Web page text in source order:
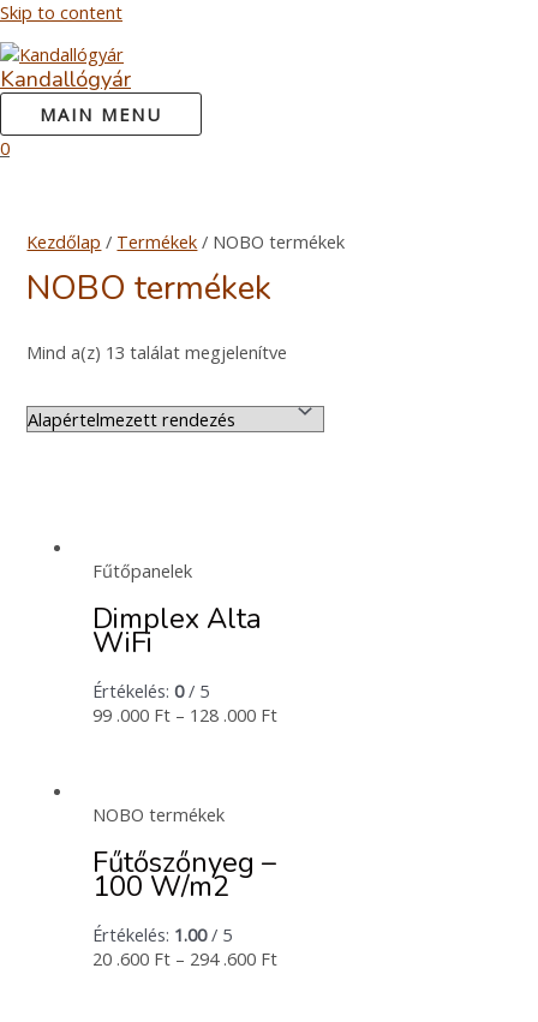
Skip to content
Kandallógyár
MAIN MENU
0
Kezdőlap / Termékek / NOBO termékek
NOBO termékek
Mind a(z) 13 találat megjelenítve
Fűtőpanelek
Dimplex Alta
WiFi
Értékelés:0/ 5
99 .000 Ft – 128 .000 Ft
NOBO termékek
Fűtőszőnyeg –
100 W/m2
Értékelés: 1.00/ 5
20 .600 Ft – 294 .600 Ft